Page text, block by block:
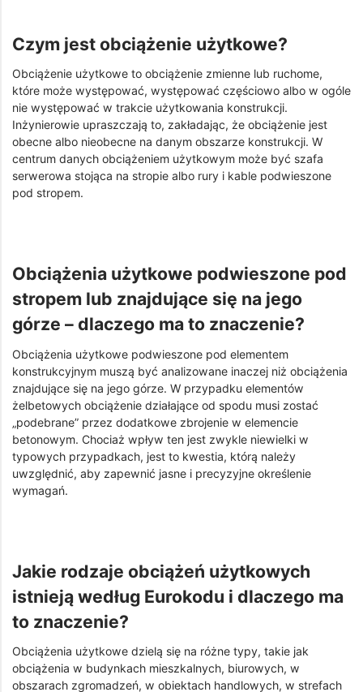
Czym jest obciążenie użytkowe?
Obciążenie użytkowe to obciążenie zmienne lub ruchome,
które może występować, występować częściowo albo w ogóle
nie występować w trakcie użytkowania konstrukcji.
Inżynierowie upraszczają to, zakładając, że obciążenie jest
obecne albo nieobecne na danym obszarze konstrukcji. W
centrum danych obciążeniem użytkowym może być szafa
serwerowa stojąca na stropie albo rury i kable podwieszone
pod stropem.
Obciążenia użytkowe podwieszone pod
stropem lub znajdujące się na jego
górze – dlaczego ma to znaczenie?
Obciążenia użytkowe podwieszone pod elementem
konstrukcyjnym muszą być analizowane inaczej niż obciążenia
znajdujące się na jego górze. W przypadku elementów
żelbetowych obciążenie działające od spodu musi zostać
„podebrane” przez dodatkowe zbrojenie w elemencie
betonowym. Chociaż wpływ ten jest zwykle niewielki w
typowych przypadkach, jest to kwestia, którą należy
uwzględnić, aby zapewnić jasne i precyzyjne określenie
wymagań.
Jakie rodzaje obciążeń użytkowych
istnieją według Eurokodu i dlaczego ma
to znaczenie?
Obciążenia użytkowe dzielą się na różne typy, takie jak
obciążenia w budynkach mieszkalnych, biurowych, w
obszarach zgromadzeń, w obiektach handlowych, w strefach